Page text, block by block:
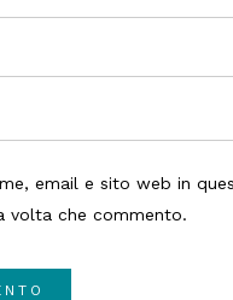
email e sito web in
volta che commento.